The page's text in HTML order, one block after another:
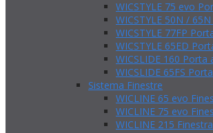
WICSTYLE 75 evo
WICSTYLE 50N /
WICSTYLE 77FP
WICSTYLE 65ED
WICSLIDE 160 Porta
WICSLIDE 65FS
Sistema Finestre
WICLINE 65 evo
WICLINE 75 evo
WICLINE 215